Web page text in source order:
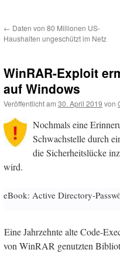
← Daten von 80 Millionen US-
Haushalten ungeschützt im Netz
WinRAR-Exploit
auf Windows
Veröffentlicht am 30. April 2019 von
Nochmals eine
Schwachstelle durch
die Sicherheitslücke
wird.
eBook: Active Directory-
Eine Jahrzehnte alte Code-
von WinRAR genutzten